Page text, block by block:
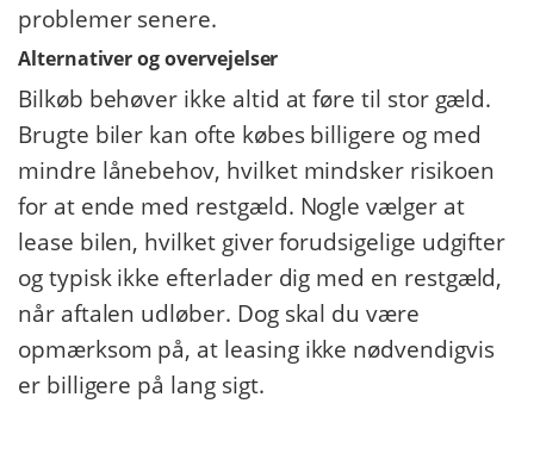
problemer senere.
Alternativer og overvejelser
Bilkøb behøver ikke altid at føre til stor gæld.
Brugte biler kan ofte købes billigere og med
mindre lånebehov, hvilket mindsker risikoen
for at ende med restgæld. Nogle vælger at
lease bilen, hvilket giver forudsigelige udgifter
og typisk ikke efterlader dig med en restgæld,
når aftalen udløber. Dog skal du være
opmærksom på, at leasing ikke nødvendigvis
er billigere på lang sigt.